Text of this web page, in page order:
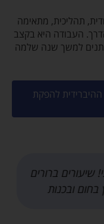
תהליכית, מתאימה
העבודה היא בקצב
ניתנים למשך שנה שלמה
ההיברידית להפקת
ברורים
ובכנות